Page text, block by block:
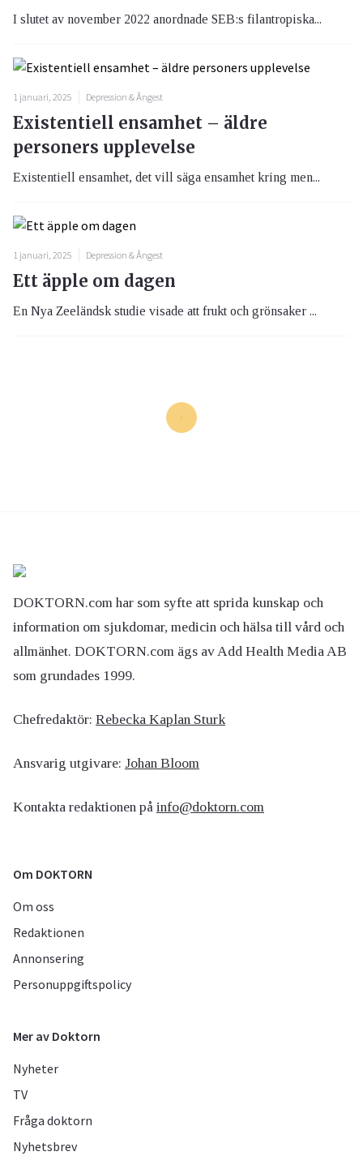
I slutet av november 2022 anordnade SEB:s filantropiska...
1 januari, 2025 Depression & Ångest
Existentiell ensamhet – äldre
personers upplevelse
Existentiell ensamhet, det vill säga ensamhet kring men...
1 januari, 2025 Depression & Ångest
Ett äpple om dagen
En Nya Zeeländsk studie visade att frukt och grönsaker ...
DOKTORN.com har som syfte att sprida kunskap och
information om sjukdomar, medicin och hälsa till vård och
allmänhet. DOKTORN.com ägs av Add Health Media AB
som grundades 1999.
Chefredaktör: Rebecka Kaplan Sturk
Ansvarig utgivare: Johan Bloom
Kontakta redaktionen på info@doktorn.com
Om DOKTORN
Om oss
Redaktionen
Annonsering
Personuppgiftspolicy
Mer av Doktorn
Nyheter
TV
Fråga doktorn
Nyhetsbrev